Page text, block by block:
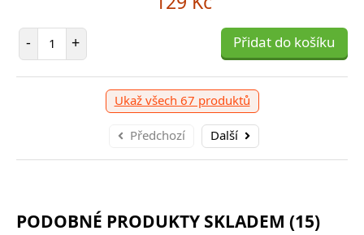
- Počet položek
+ Přidat do košíku
Ukaž všech 67 produktů
Předchozí Další
PODOBNÉ PRODUKTY SKLADEM (15)